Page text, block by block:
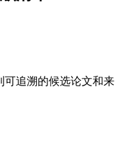
可追溯的候选论文和来